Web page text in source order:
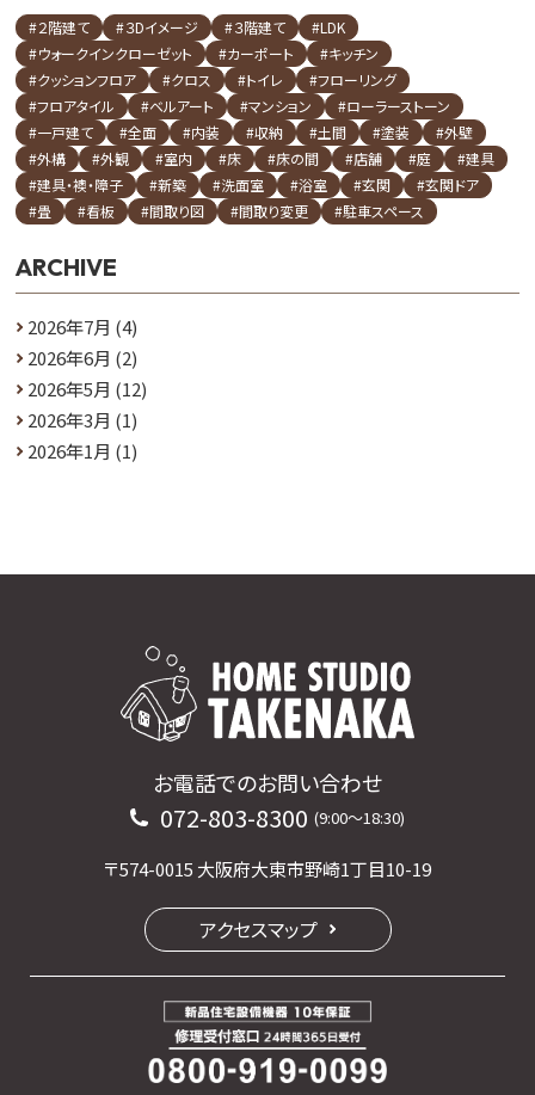
#２階建て #３Dイメージ #３階建て
#LDK
#ウォークインクローゼット
#カーポート
#キッチン
#クッションフロア
#クロス #トイレ
#フローリング
#フロアタイル
#ベルアート #マンション
#ローラーストーン
#一戸建て
#全面 #内装 #収納 #土間 #塗装
#外壁
#外構
#外観 #室内 #床 #床の間 #店舗 #庭
#建具
#建具・襖・障子
#新築 #洗面室 #浴室 #玄関
#玄関ドア
#畳
#看板 #間取り図 #間取り変更 #駐車スペース
ARCHIVE
2026年7月 (4)
2026年6月 (2)
2026年5月 (12)
2026年3月 (1)
2026年1月 (1)
お電話でのお問い合わせ
072-803-8300 (9:00〜18:30)
〒574-0015 大阪府大東市野崎1丁目10-19
アクセスマップ